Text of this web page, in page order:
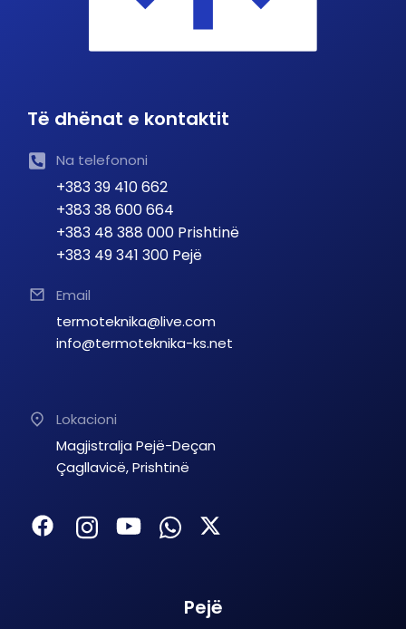
Të dhënat e kontaktit
Na telefononi
+383 39 410 662
+383 38 600 664
+383 48 388 000 Prishtinë
+383 49 341 300 Pejë
Email
termoteknika@live.com
info@termoteknika-ks.net
Lokacioni
Magjistralja Pejë-Deçan
Çagllavicë, Prishtinë
Pejë